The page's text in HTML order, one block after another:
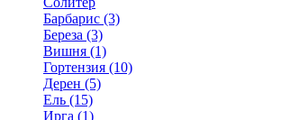
Барбарис (3)
Береза (3)
Вишня (1)
Гортензия (10)
Дерен (5)
Ель (15)
Ирга (1)